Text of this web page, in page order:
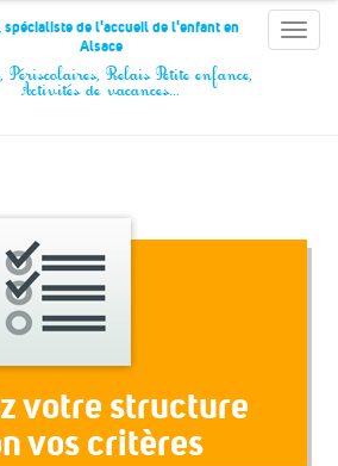
Toggle
spécialiste de l'accueil de l'enfant en
Alsace
Périscolaires, Relais Petite enfance,
Activités de vacances…
votre structure
vos critères